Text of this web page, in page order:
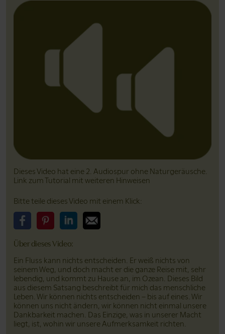
Dieses Video hat eine 2. Audiospur ohne Natur­geräusche.
Link zum Tutorial mit weiteren Hinweisen
Bitte teile dieses Video mit einem Klick:
Über dieses Video:
Ein Fluss kann nichts entscheiden. Er weiß nichts von
seinem Weg, und doch macht er die ganze Reise mit, sehr
lebendig, und kommt zu Hause an, im Ozean. Dieses Bild
aus diesem Satsang beschreibt für mich das menschliche
Leben. Wir können nichts entscheiden – bis auf eines. Wir
können uns nicht ändern, wir können nicht einmal unsere
Dankbarkeit machen. Das Einzige, was in unserer Macht
liegt, ist, wohin wir unsere Aufmerksamkeit richten.